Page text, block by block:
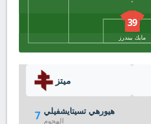
39
مايك بيندرز
ميتز
7 هيورهي تسيتايشفيلي
الهجوم